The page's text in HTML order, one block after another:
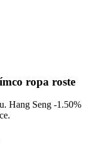
ropa roste
Hang Seng -1.50%